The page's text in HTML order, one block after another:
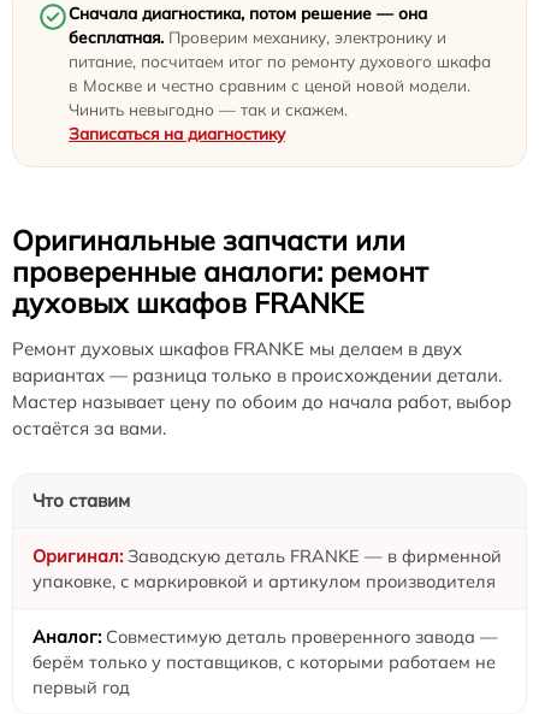
Сначала диагностика, потом решение — она
бесплатная. Проверим механику, электронику и
питание, посчитаем итог по ремонту духового шкафа
в Москве и честно сравним с ценой новой модели.
Чинить невыгодно — так и скажем.
Записаться на диагностику
Оригинальные запчасти или
проверенные аналоги: ремонт
духовых шкафов FRANKE
Ремонт духовых шкафов FRANKE мы делаем в двух
вариантах — разница только в происхождении детали.
Мастер называет цену по обоим до начала работ, выбор
остаётся за вами.
Что ставим
Заводскую деталь FRANKE — в фирменной
упаковке, с маркировкой и артикулом производителя
Совместимую деталь проверенного завода —
берём только у поставщиков, с которыми работаем не
первый год